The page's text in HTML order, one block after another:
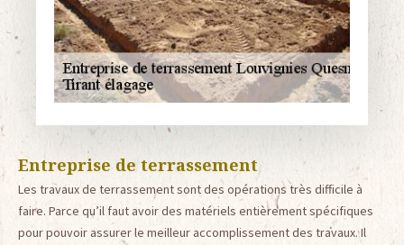
Entreprise de terrassement
Les travaux de terrassement sont des opérations très difficile à
faire. Parce qu’il faut avoir des matériels entièrement spécifiques
pour pouvoir assurer le meilleur accomplissement des travaux. Il